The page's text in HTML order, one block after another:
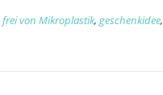
frei von Mikroplastik, geschenkidee,